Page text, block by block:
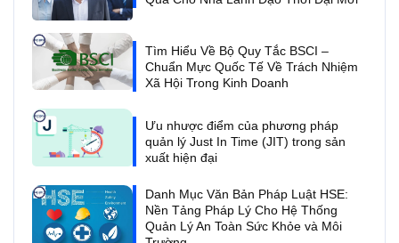
Tìm Hiểu Về Bộ Quy Tắc BSCI –
Chuẩn Mực Quốc Tế Về Trách Nhiệm
Xã Hội Trong Kinh Doanh
Ưu nhược điểm của phương pháp
quản lý Just In Time (JIT) trong sản
xuất hiện đại
Danh Mục Văn Bản Pháp Luật HSE:
Nền Tảng Pháp Lý Cho Hệ Thống
Quản Lý An Toàn Sức Khỏe và Môi